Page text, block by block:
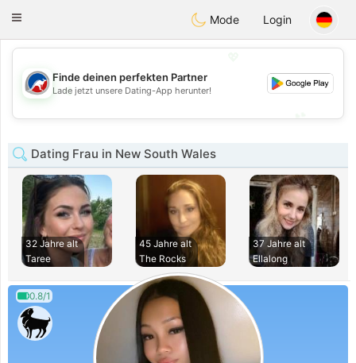
Australia Chat
Toggle
Mode Login
💖
💕
Finde deinen perfekten Partner
Lade jetzt unsere Dating-App herunter!
Dating Frau in New South Wales
32 Jahre alt
Taree
45 Jahre alt
The Rocks
37 Jahre alt
Ellalong
0.8/1